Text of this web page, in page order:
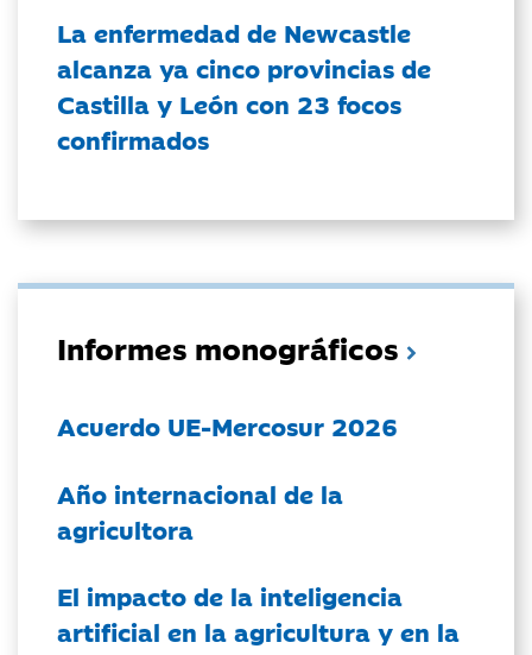
La enfermedad de Newcastle
alcanza ya cinco provincias de
Castilla y León con 23 focos
confirmados
Informes monográficos
Acuerdo UE-Mercosur 2026
Año internacional de la
agricultora
El impacto de la inteligencia
artificial en la agricultura y en la